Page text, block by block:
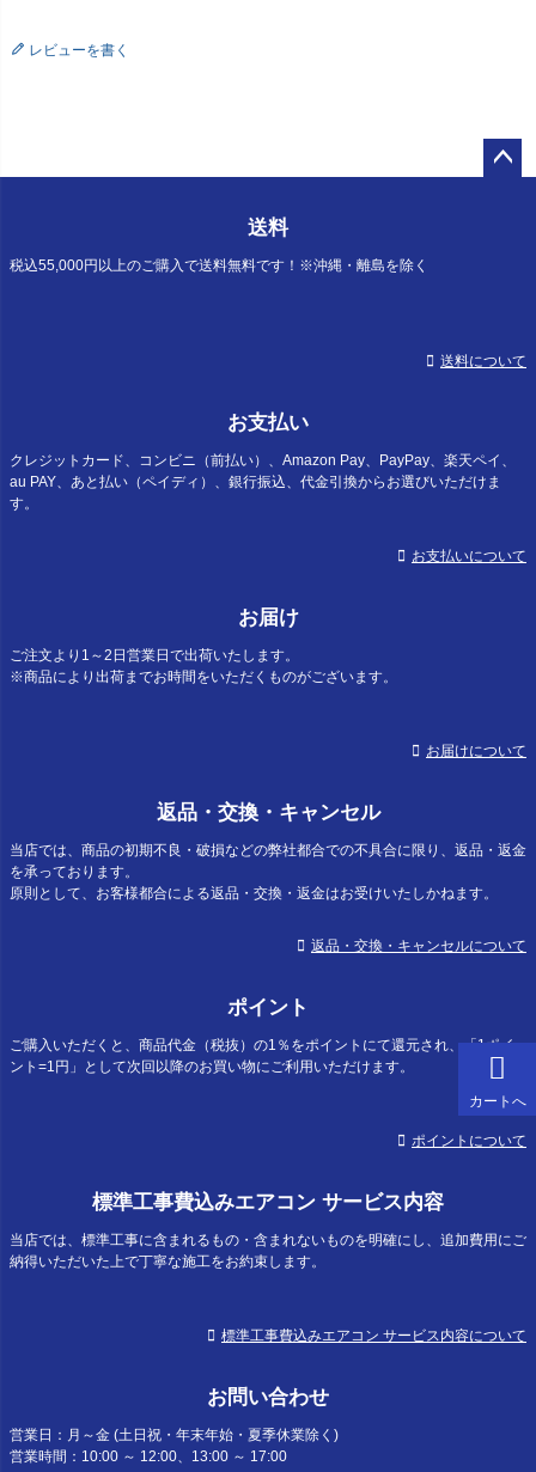
カートへ
レビューを書く
送料
税込55,000円以上のご購入で送料無料です！※沖縄・離島を除く
送料について
お支払い
クレジットカード、コンビニ（前払い）、Amazon Pay、PayPay、楽天ペイ、
au PAY、あと払い（ペイディ）、銀行振込、代金引換からお選びいただけま
す。
お支払いについて
お届け
ご注文より1～2日営業日で出荷いたします。
※商品により出荷までお時間をいただくものがございます。
お届けについて
返品・交換・キャンセル
当店では、商品の初期不良・破損などの弊社都合での不具合に限り、返品・返金
を承っております。
原則として、お客様都合による返品・交換・返金はお受けいたしかねます。
返品・交換・キャンセルについて
ポイント
ご購入いただくと、商品代金（税抜）の1％をポイントにて還元され、「1ポイ
ント=1円」として次回以降のお買い物にご利用いただけます。
ポイントについて
標準工事費込みエアコン サービス内容
当店では、標準工事に含まれるもの・含まれないものを明確にし、追加費用にご
納得いただいた上で丁寧な施工をお約束します。
標準工事費込みエアコン サービス内容について
お問い合わせ
営業日：月～金 (土日祝・年末年始・夏季休業除く)
営業時間：10:00 ～ 12:00、13:00 ～ 17:00